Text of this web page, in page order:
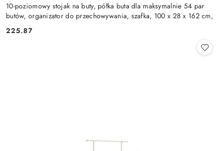
10-poziomowy stojak na buty, półka buta dla maksymalnie 54 par
butów, organizator do przechowywania, szafka, 100 x 28 x 162 cm,
Cena:
225.87